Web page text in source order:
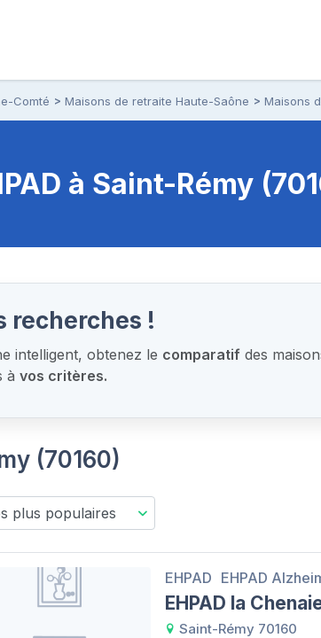
Comté Maisons de retraite Haute-Saône Maisons
à Saint-Rémy
recherches !
intelligent, obtenez le comparatifdes
à vos critères.
(70160)
EHPAD EHPAD
EHPAD la
Saint-Rémy 70160